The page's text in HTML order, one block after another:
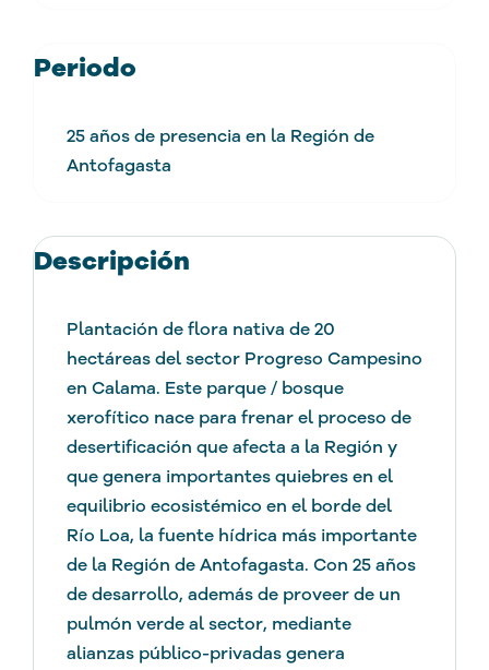
Periodo
25 años de presencia en la Región de
Antofagasta
Descripción
Plantación de flora nativa de 20
hectáreas del sector Progreso Campesino
en Calama. Este parque / bosque
xerofítico nace para frenar el proceso de
desertificación que afecta a la Región y
que genera importantes quiebres en el
equilibrio ecosistémico en el borde del
Río Loa, la fuente hídrica más importante
de la Región de Antofagasta. Con 25 años
de desarrollo, además de proveer de un
pulmón verde al sector, mediante
alianzas público-privadas genera